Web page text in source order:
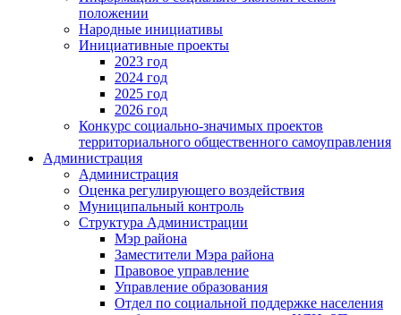
положении
Народные инициативы
Инициативные проекты
2023 год
2024 год
2025 год
2026 год
Конкурс социально-значимых проектов
территориального общественного самоуправления
Администрация
Администрация
Оценка регулирующего воздействия
Муниципальный контроль
Структура Администрации
Мэр района
Заместители Мэра района
Правовое управление
Управление образования
Отдел по социальной поддержке населения